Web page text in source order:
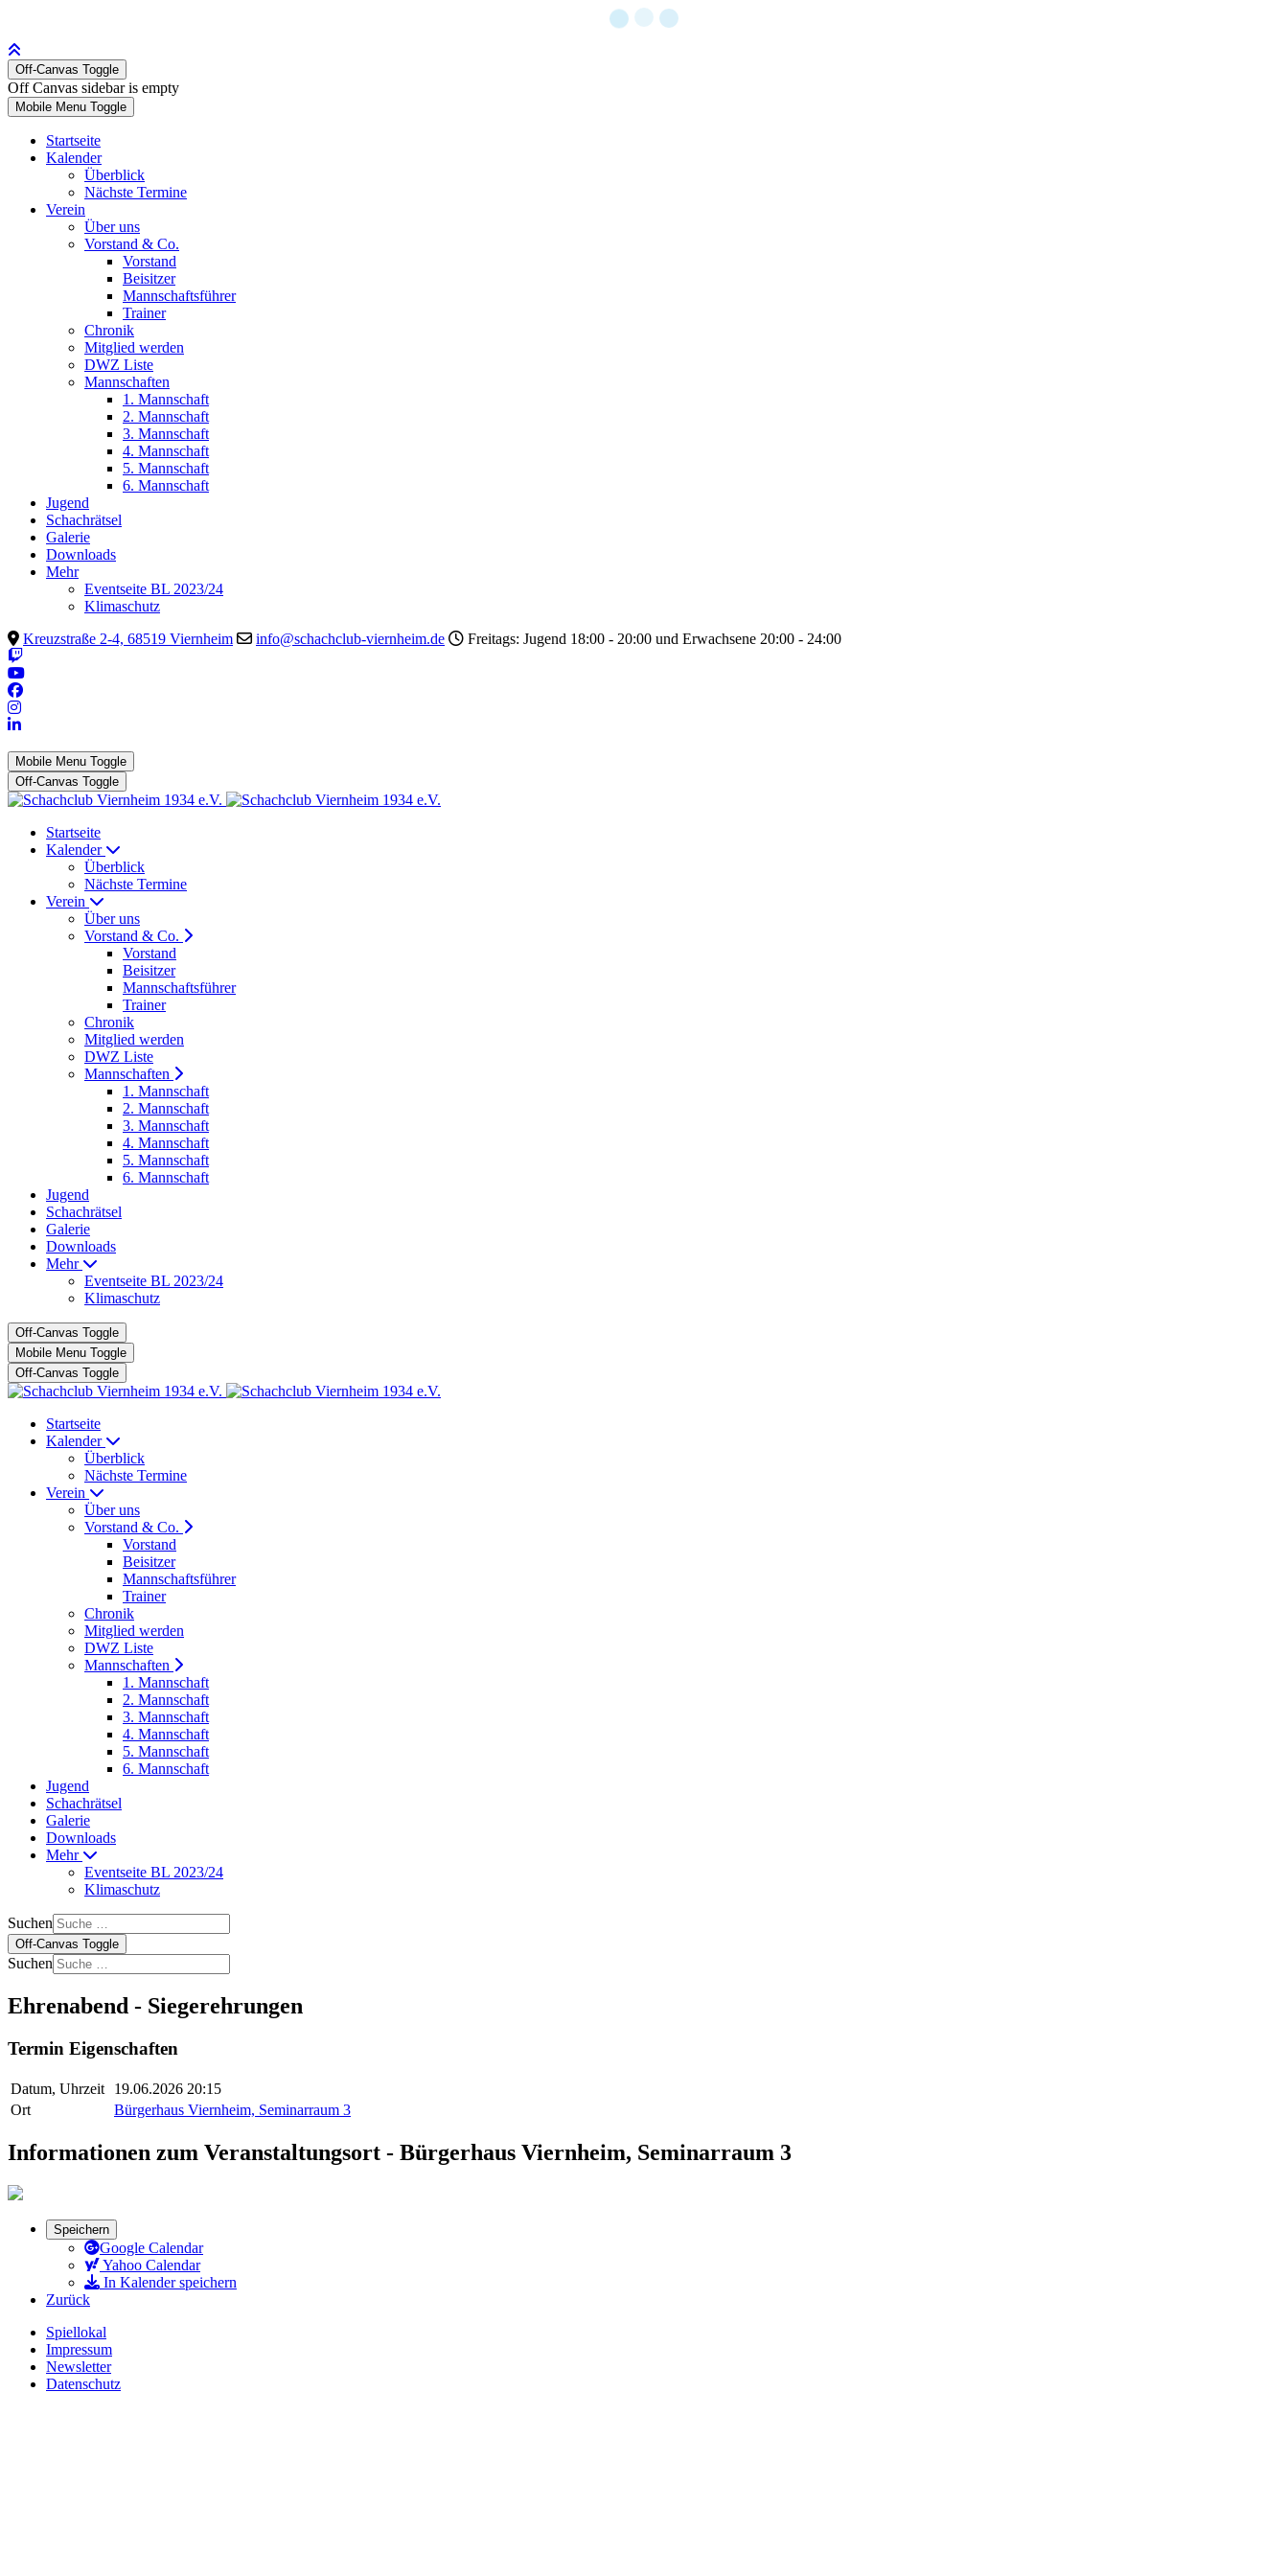
Off-Canvas Toggle
Off Canvas sidebar is empty
Mobile Menu Toggle
Startseite
Kalender
Überblick
Nächste Termine
Verein
Über uns
Vorstand & Co.
Vorstand
Beisitzer
Mannschaftsführer
Trainer
Chronik
Mitglied werden
DWZ Liste
Mannschaften
1. Mannschaft
2. Mannschaft
3. Mannschaft
4. Mannschaft
5. Mannschaft
6. Mannschaft
Jugend
Schachrätsel
Galerie
Downloads
Mehr
Eventseite BL 2023/24
Klimaschutz
Kreuzstraße 2-4, 68519 Viernheim
info@schachclub-viernheim.de Freitags: Jugend 18:00 - 20:00 und Erwachsene 20:00 - 24:00
Mobile Menu Toggle
Off-Canvas Toggle
Startseite
Kalender
Überblick
Nächste Termine
Verein
Über uns
Vorstand & Co.
Vorstand
Beisitzer
Mannschaftsführer
Trainer
Chronik
Mitglied werden
DWZ Liste
Mannschaften
1. Mannschaft
2. Mannschaft
3. Mannschaft
4. Mannschaft
5. Mannschaft
6. Mannschaft
Jugend
Schachrätsel
Galerie
Downloads
Mehr
Eventseite BL 2023/24
Klimaschutz
Off-Canvas Toggle
Mobile Menu Toggle
Off-Canvas Toggle
Startseite
Kalender
Überblick
Nächste Termine
Verein
Über uns
Vorstand & Co.
Vorstand
Beisitzer
Mannschaftsführer
Trainer
Chronik
Mitglied werden
DWZ Liste
Mannschaften
1. Mannschaft
2. Mannschaft
3. Mannschaft
4. Mannschaft
5. Mannschaft
6. Mannschaft
Jugend
Schachrätsel
Galerie
Downloads
Mehr
Eventseite BL 2023/24
Klimaschutz
Suchen
Off-Canvas Toggle
Suchen
Ehrenabend - Siegerehrungen
Termin Eigenschaften
Datum, Uhrzeit
19.06.2026 20:15
Ort
Bürgerhaus Viernheim, Seminarraum 3
Informationen zum Veranstaltungsort - Bürgerhaus Viernheim, Seminarraum 3
Speichern
Google Calendar
Yahoo Calendar
In Kalender speichern
Zurück
Spiellokal
Impressum
Newsletter
Datenschutz